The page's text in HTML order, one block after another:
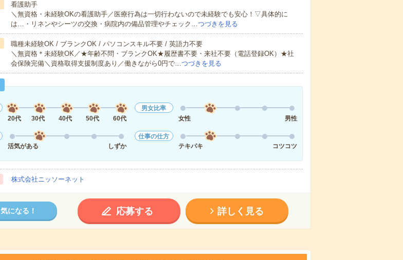
看護助手
＼無資格・未経験OKの看護助手／医療行為は一切行わないので未経験でも安心！▽具体的に
は…・リネンやシーツの交換・病院内の備品管理やチェック…つづきを見る
職種未経験OK / ブランクOK / パソコンスキル不要 / 英語力不要
＼無資格＊未経験OK／★年齢不問・ブランクOK★履歴書不要・来社不要（電話登録OK）★社
会保険完備＼資格取得支援制度あり／働きながら0円で…つづきを見る
20代
30代 40代 50代 60代
男女比率
女性
男性
活気がある
しずか
仕事の仕方
テキパキ
コツコツ
株式会社ニッソーネット
気になる！ 応募する 詳しく見る